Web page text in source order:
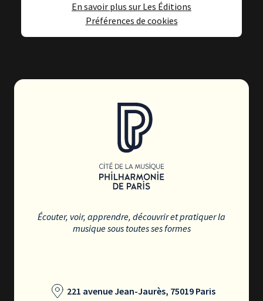
En savoir plus sur Les Éditions
Préférences de cookies